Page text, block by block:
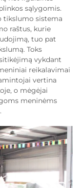
sąlygomis.
tikslumo sistema
raštus, kurie
tuo pat
Toks
vykdant
reikalavimai
vertina
o mėgėjai
meninėms